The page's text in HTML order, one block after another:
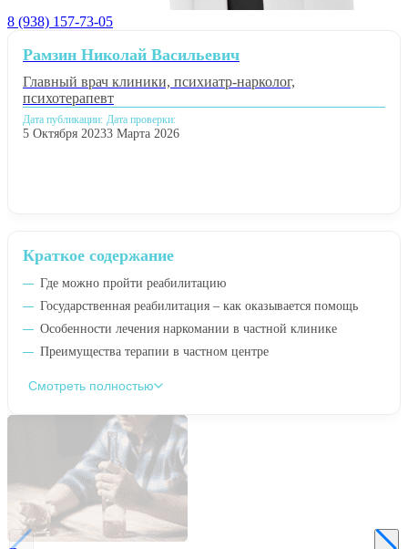
8 (938) 157-73-05
Краткое содержание
Где можно пройти реабилитацию
Государственная реабилитация – как оказывается помощь
Особенности лечения наркомании в частной клинике
Преимущества терапии в частном центре
Смотреть полностью
Рамзин Николай Васильевич
Главный врач клиники, психиатр-нарколог,
психотерапевт
Дата публикации:
5 Октября 2023
Дата проверки:
3 Марта 2026